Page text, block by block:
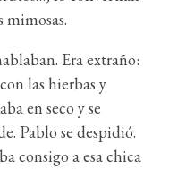
mimosas.
Era extraño:
las hierbas y
en seco y se
Pablo se despidió.
consigo a esa chica